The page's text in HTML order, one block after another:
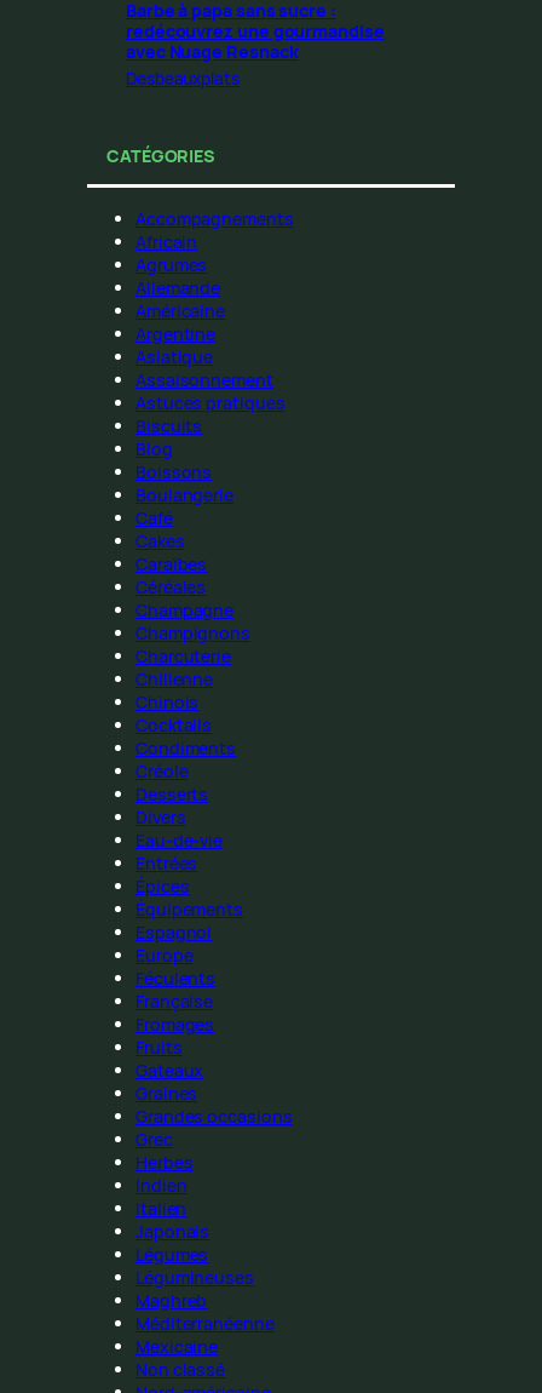
Barbe à papa sans sucre :
redécouvrez une gourmandise
avec Nuage Resnack
Desbeauxplats
CATÉGORIES
Accompagnements
Africain
Agrumes
Allemande
Américaine
Argentine
Asiatique
Assaisonnement
Astuces pratiques
Biscuits
Blog
Boissons
Boulangerie
Café
Cakes
Caraïbes
Céréales
Champagne
Champignons
Charcuterie
Chilienne
Chinois
Cocktails
Condiments
Créole
Desserts
Divers
Eau-de-vie
Entrées
Épices
Équipements
Espagnol
Europe
Féculents
Française
Fromages
Fruits
Gateaux
Graines
Grandes occasions
Grec
Herbes
Indien
Italien
Japonais
Légumes
Légumineuses
Maghreb
Méditerranéenne
Mexicaine
Non classé